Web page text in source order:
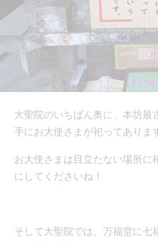
大聖院のいちばん奥に、本坊最
手にお大使さまが祀ってありま
お大使さまは目立たない場所に
にしてくださいね！
そして大聖院では、万福堂に七